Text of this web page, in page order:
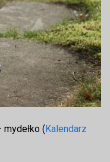
(Kalendarz